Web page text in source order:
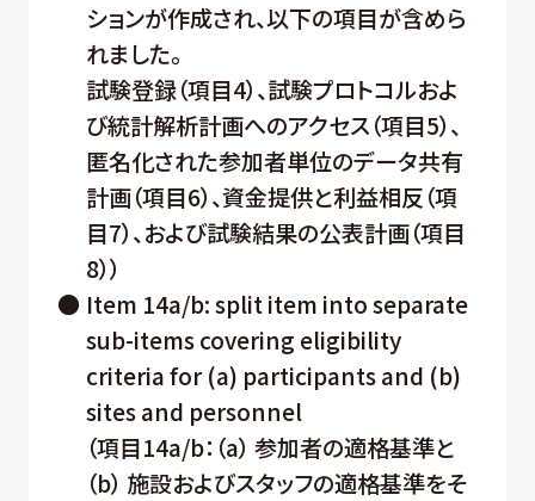
ションが作成され、以下の項目が含めら
れました。
試験登録（項目4）、試験プロトコルおよ
び統計解析計画へのアクセス（項目5）、
匿名化された参加者単位のデータ共有
計画（項目6）、資金提供と利益相反（項
目7）、および試験結果の公表計画（項目
8））
● Item 14a/b: split item into separate
sub-items covering eligibility
criteria for (a) participants and (b)
sites and personnel
（項目14a/b：（a） 参加者の適格基準と
（b） 施設およびスタッフの適格基準をそ